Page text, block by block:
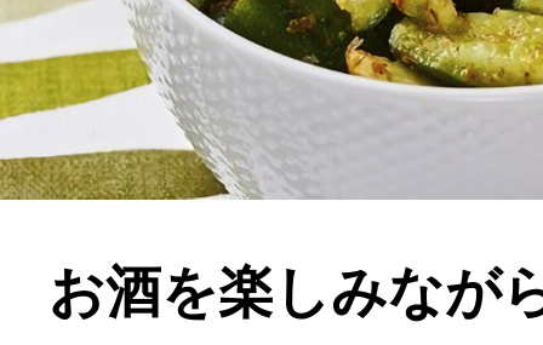
お酒を楽しみなが